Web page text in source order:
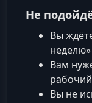
Не
Вы
Вам
Вы не